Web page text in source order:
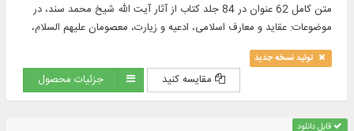
متن کامل 62 عنوان در 84 جلد کتاب از آثار آیت‌ الله شیخ محمد سند، در
موضوعات: عقاید و معارف اسلامی، ادعیه و زیارت، معصومان علیهم السلام،
تفسیر و ...
تولید نسخه جدید
مقایسه کنید جزئیات محصول
قابل دانلود